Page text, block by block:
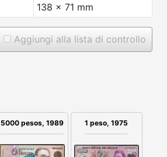
138 x 71 mm
Aggiungi alla lista di controllo
5000 pesos, 1989 1 peso, 1975